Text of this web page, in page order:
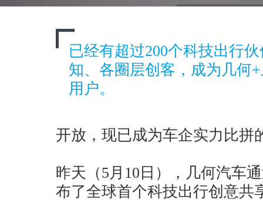
已经有超过200个科技出行
知、各圈层创客，成为几何
用户。
开放，现已成为车企实力比拼
昨天（5月10日），几何汽车
布了全球首个科技出行创意